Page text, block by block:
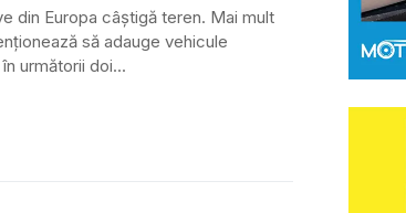
din Europa câștigă teren. Mai mult
să adauge vehicule
următorii doi...